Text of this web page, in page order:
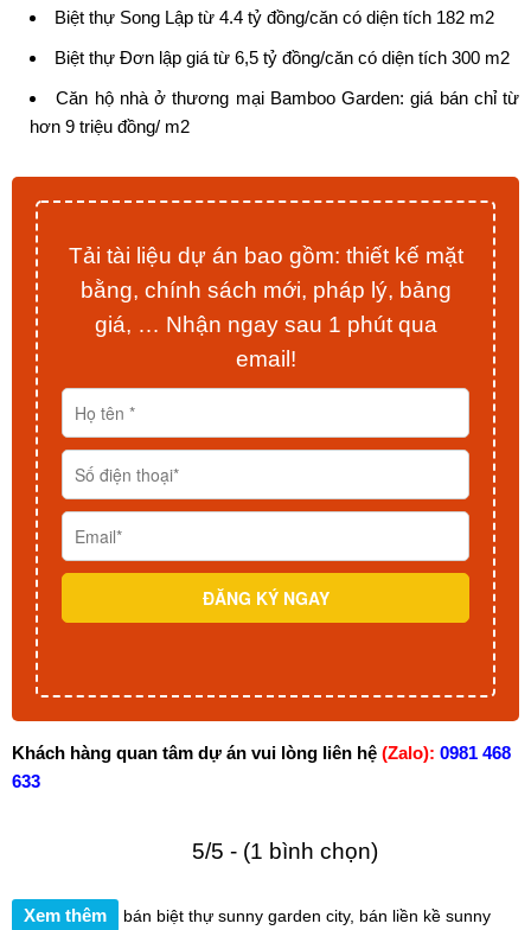
Biệt thự Song Lập từ 4.4 tỷ đồng/căn có diện tích 182 m2
Biệt thự Đơn lập giá từ 6,5 tỷ đồng/căn có diện tích 300 m2
Căn hộ nhà ở thương mại Bamboo Garden: giá bán chỉ từ
hơn 9 triệu đồng/ m2
Tải tài liệu dự án bao gồm: thiết kế mặt
bằng, chính sách mới, pháp lý, bảng
giá, … Nhận ngay sau 1 phút qua
email!
Khách hàng quan tâm dự án vui lòng liên hệ (Zalo): 0981 468
633
5/5 - (1 bình chọn)
Xem thêm bán biệt thự sunny garden city, bán liền kề sunny